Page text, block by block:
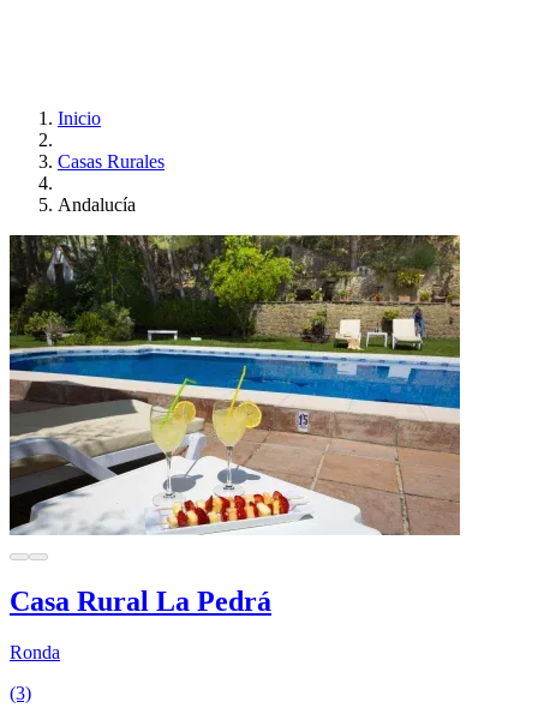
Inicio
Casas Rurales
Andalucía
Casa Rural La Pedrá
Ronda
(3)